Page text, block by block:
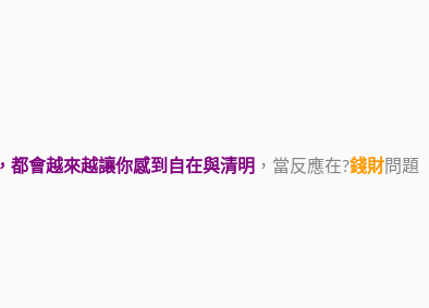
都會越來越讓你感到自在與清明 ，當反應在?錢財問題